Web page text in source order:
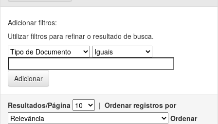
Adicionar filtros:
Utilizar filtros para refinar o resultado de busca.
Resultados/Página | Ordenar registros por
Ordenar